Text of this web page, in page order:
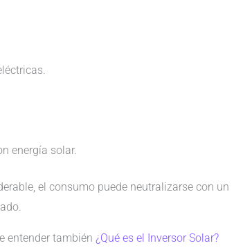
energía solar.
el consumo puede neutralizarse con un
entender también ¿Qué es el Inversor Solar?